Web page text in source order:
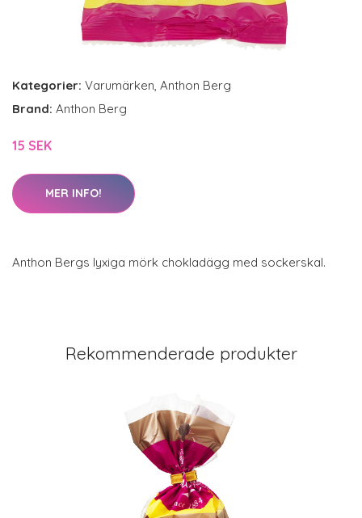
Kategorier: Varumärken, Anthon Berg
Brand: Anthon Berg
15 SEK
MER INFO!
Anthon Bergs lyxiga mörk chokladägg med sockerskal.
Rekommenderade produkter